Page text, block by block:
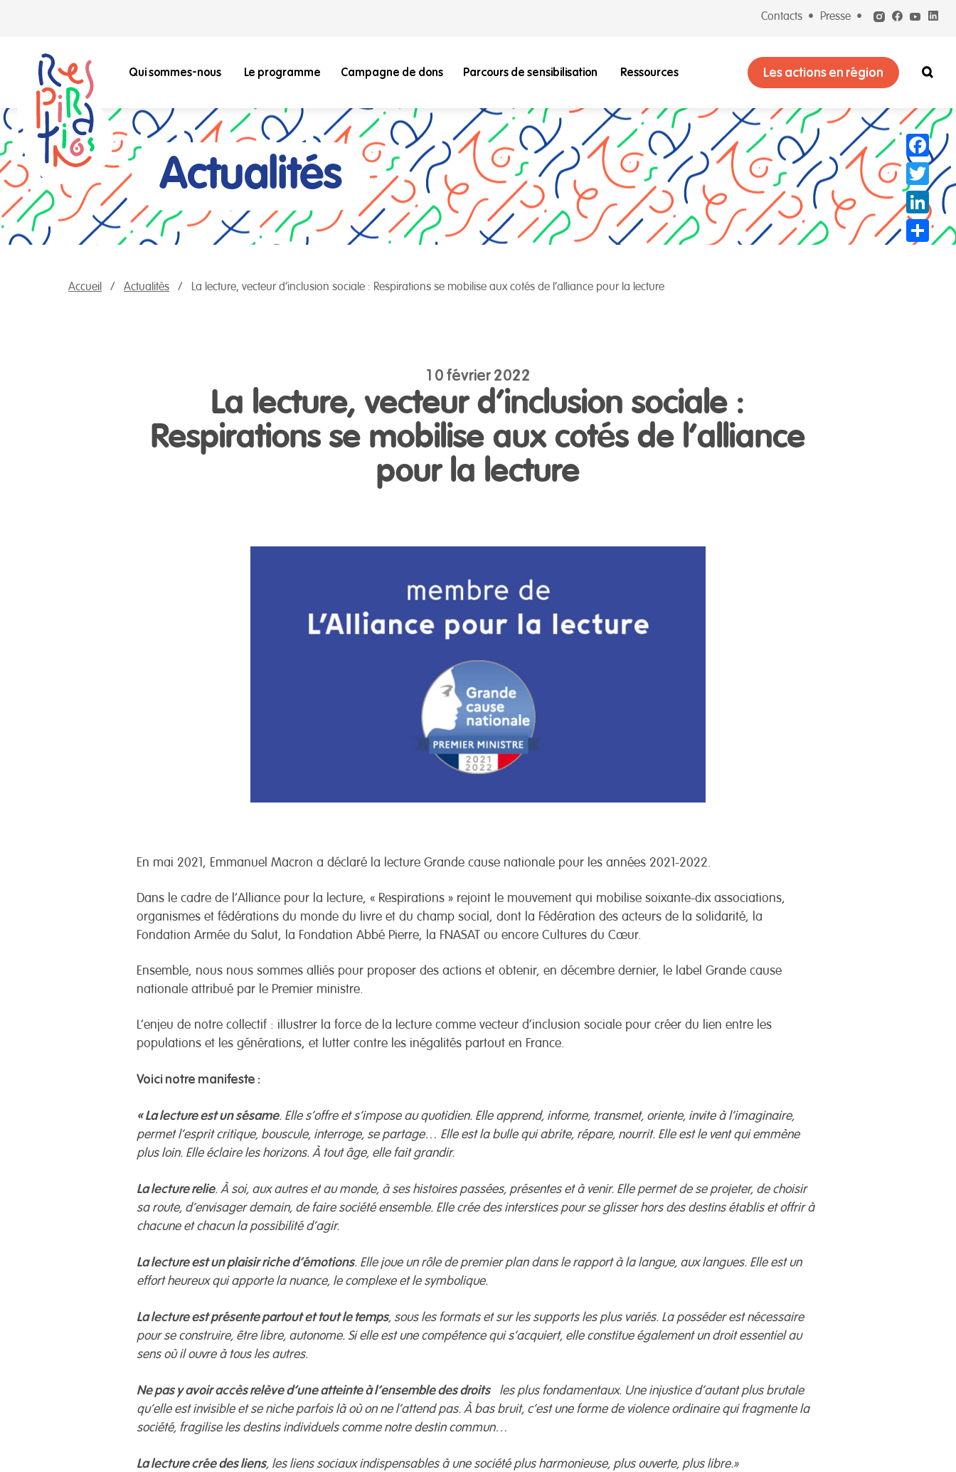
Contacts Presse
Qui sommes-nous Le programme Campagne de dons Parcours de sensibilisation Ressources Les actions en région
Actualités
Accueil Actualités La lecture, vecteur d’inclusion sociale : Respirations se mobilise aux cotés de l’alliance pour la lecture
10 février 2022
La lecture, vecteur d’inclusion sociale :
Respirations se mobilise aux cotés de l’alliance
pour la lecture
En mai 2021, Emmanuel Macron a déclaré la lecture Grande cause nationale pour les années 2021-2022.
Dans le cadre de l’Alliance pour la lecture, « Respirations » rejoint le mouvement qui mobilise soixante-dix associations,
organismes et fédérations du monde du livre et du champ social, dont la Fédération des acteurs de la solidarité, la
Fondation Armée du Salut, la Fondation Abbé Pierre, la FNASAT ou encore Cultures du Cœur.
Ensemble, nous nous sommes alliés pour proposer des actions et obtenir, en décembre dernier, le label Grande cause
nationale attribué par le Premier ministre.
L’enjeu de notre collectif : illustrer la force de la lecture comme vecteur d’inclusion sociale pour créer du lien entre les
populations et les générations, et lutter contre les inégalités partout en France.
Voici notre manifeste :
« La lecture est un sésame. Elle s’offre et s’impose au quotidien. Elle apprend, informe, transmet, oriente, invite à l’imaginaire,
permet l’esprit critique, bouscule, interroge, se partage… Elle est la bulle qui abrite, répare, nourrit. Elle est le vent qui emmène
plus loin. Elle éclaire les horizons. À tout âge, elle fait grandir.
La lecture relie. À soi, aux autres et au monde, à ses histoires passées, présentes et à venir. Elle permet de se projeter, de choisir
sa route, d’envisager demain, de faire société ensemble. Elle crée des interstices pour se glisser hors des destins établis et offrir à
chacune et chacun la possibilité d’agir.
La lecture est un plaisir riche d’émotions. Elle joue un rôle de premier plan dans le rapport à la langue, aux langues. Elle est un
effort heureux qui apporte la nuance, le complexe et le symbolique.
La lecture est présente partout et tout le temps, sous les formats et sur les supports les plus variés. La posséder est nécessaire
pour se construire, être libre, autonome. Si elle est une compétence qui s’acquiert, elle constitue également un droit essentiel au
sens où il ouvre à tous les autres.
Ne pas y avoir accès relève d’une atteinte à l’ensemble des droitsles plus fondamentaux. Une injustice d’autant plus brutale
qu’elle est invisible et se niche parfois là où on ne l’attend pas. À bas bruit, c’est une forme de violence ordinaire qui fragmente la
société, fragilise les destins individuels comme notre destin commun…
La lecture crée des liens, les liens sociaux indispensables à une société plus harmonieuse, plus ouverte, plus libre.»
Facebook
Twitter
LinkedIn